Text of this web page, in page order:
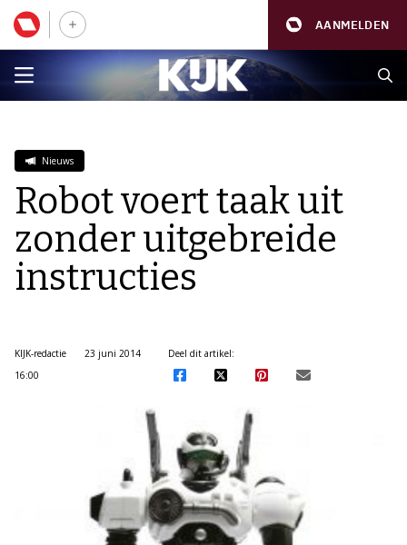
AANMELDEN
Nieuws
Robot voert taak uit
zonder uitgebreide
instructies
KIJK-redactie
23 juni 2014
16:00
Deel dit artikel: